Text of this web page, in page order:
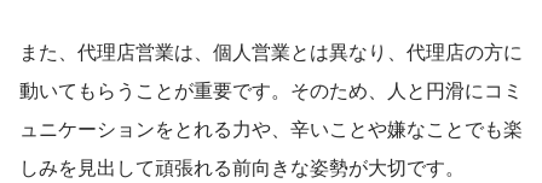
また、代理店営業は、個人営業とは異なり、代理店の方に
動いてもらうことが重要です。そのため、人と円滑にコミ
ュニケーションをとれる力や、辛いことや嫌なことでも楽
しみを見出して頑張れる前向きな姿勢が大切です。